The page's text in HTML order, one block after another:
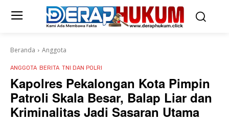
Beranda Anggota
ANGGOTA BERITA TNI DAN POLRI
Kapolres Pekalongan Kota Pimpin
Patroli Skala Besar, Balap Liar dan
Kriminalitas Jadi Sasaran Utama